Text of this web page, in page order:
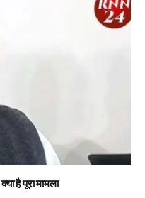
है पूरा मामला